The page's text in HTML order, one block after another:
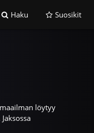
Haku Suosikit
löytyy